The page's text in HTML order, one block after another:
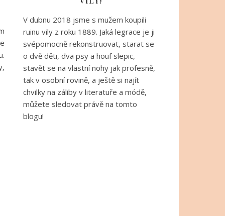
V dubnu 2018 jsme s mužem koupili
ruinu vily z roku 1889. Jaká legrace je ji
svépomocně rekonstruovat, starat se
o dvě děti, dva psy a houf slepic,
stavět se na vlastní nohy jak profesně,
tak v osobní rovině, a ještě si najít
chvilky na záliby v literatuře a módě,
můžete sledovat právě na tomto
blogu!